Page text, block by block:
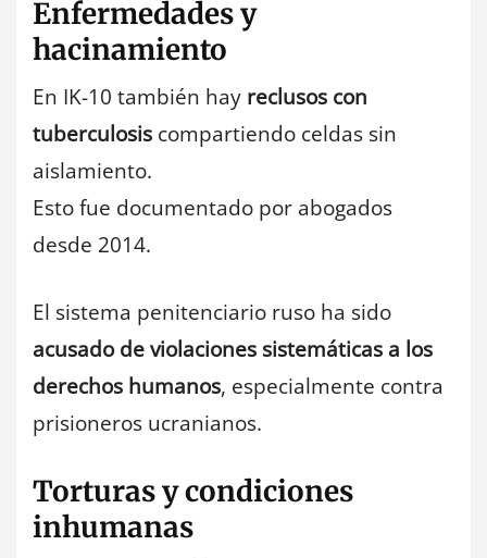
Enfermedades y
hacinamiento
En IK-10 también hay reclusos con
tuberculosis compartiendo celdas sin
aislamiento.
Esto fue documentado por abogados
desde 2014.
El sistema penitenciario ruso ha sido
acusado de violaciones sistemáticas a los
derechos humanos, especialmente contra
prisioneros ucranianos.
Torturas y condiciones
inhumanas